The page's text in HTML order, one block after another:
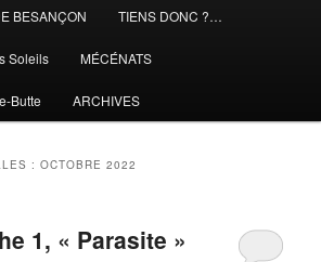
BESANÇON TIENS DONC ?…
Soleils MÉCÉNATS
Butte ARCHIVES
:OCTOBRE 2022
1, « Parasite »